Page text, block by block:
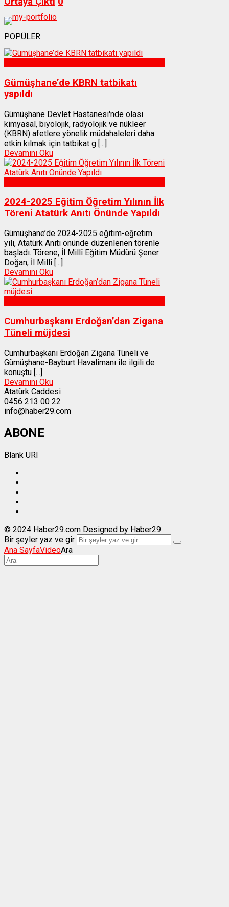
POPÜLER
Gümüşhane’de KBRN tatbikatı
yapıldı
Gümüşhane Devlet Hastanesi'nde olası
kimyasal, biyolojik, radyolojik ve nükleer
(KBRN) afetlere yönelik müdahaleleri daha
etkin kılmak için tatbikat g [...]
Devamını Oku
2024-2025 Eğitim Öğretim Yılının İlk
Töreni Atatürk Anıtı Önünde Yapıldı
Gümüşhane’de 2024-2025 eğitim-eğretim
yılı, Atatürk Anıtı önünde düzenlenen törenle
başladı. Törene, İl Millî Eğitim Müdürü Şener
Doğan, İl Millî [...]
Devamını Oku
Cumhurbaşkanı Erdoğan’dan Zigana
Tüneli müjdesi
Cumhurbaşkanı Erdoğan Zigana Tüneli ve
Gümüşhane-Bayburt Havalimanı ile ilgili de
konuştu [...]
Devamını Oku
Atatürk Caddesi
0456 213 00 22
info@haber29.com
ABONE
Blank URI
© 2024 Haber29.com Designed by Haber29
Bir şeyler yaz ve gir
Ana SayfaVideoAra